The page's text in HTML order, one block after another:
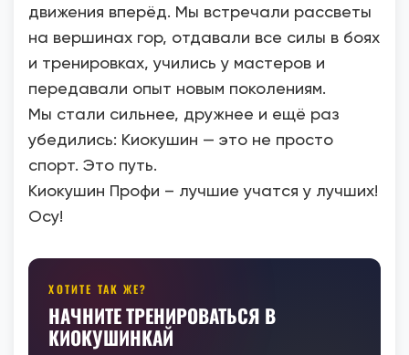
движения вперёд. Мы встречали рассветы
на вершинах гор, отдавали все силы в боях
и тренировках, учились у мастеров и
передавали опыт новым поколениям.
Мы стали сильнее, дружнее и ещё раз
убедились: Киокушин — это не просто
спорт. Это путь.
Киокушин Профи – лучшие учатся у лучших!
Осу!
ХОТИТЕ ТАК ЖЕ?
НАЧНИТЕ ТРЕНИРОВАТЬСЯ В
КИОКУШИНКАЙ